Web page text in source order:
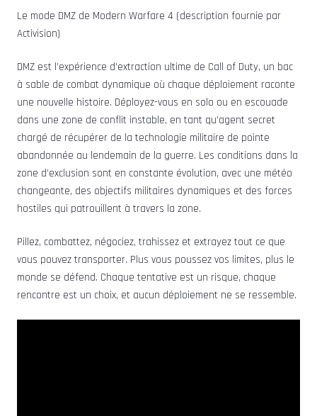
Le mode DMZ de Modern Warfare 4 (description fournie par
Activision)
DMZ est l’expérience d’extraction ultime de Call of Duty, un bac
à sable de combat dynamique où chaque déploiement raconte
une nouvelle histoire. Déployez-vous en solo ou en escouade
dans une zone de conflit instable, en tant qu’agent secret
chargé de récupérer de la technologie militaire de pointe
abandonnée au lendemain de la guerre. Les conditions dans la
zone d’exclusion sont en constante évolution, avec une météo
changeante, des objectifs militaires dynamiques et des forces
hostiles qui patrouillent à travers la zone.
Pillez, combattez, négociez, trahissez et extrayez tout ce que
vous pouvez transporter. Plus vous poussez vos limites, plus le
monde se défend. Chaque tentative est un risque, chaque
rencontre est un choix, et aucun déploiement ne se ressemble.